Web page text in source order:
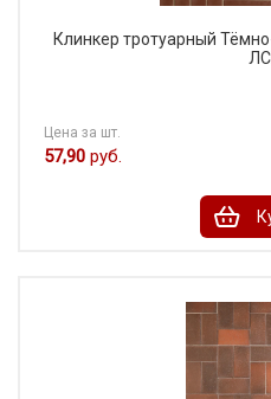
Клинкер тротуарный
Цена за шт.
57,90 руб.